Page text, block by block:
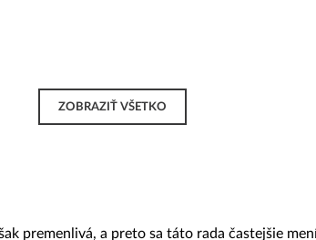
ZOBRAZIŤ VŠETKO
premenlivá, a preto sa táto rada častejšie